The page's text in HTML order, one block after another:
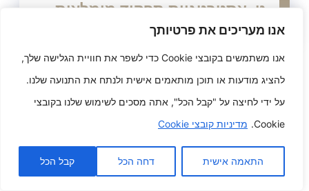
אנו מעריכים את פרטיותך
אנו משתמשים בקובצי Cookie כדי לשפר את חוויית הגלישה שלך,
להציג מודעות או תוכן מותאמים אישית ולנתח את התנועה שלנו.
על ידי לחיצה על "קבל הכל", אתה מסכים לשימוש שלנו בקובצי
Cookie. מדיניות קובצי Cookie
התאמה אישית דחה הכל קבל הכל
ט. אסטרטגיות תפקיד מומלצות
לשיווק וירטואלי
הנה יותר מאחד אסטרטגיות תפקיד מומלצות
לשיווק וירטואלי:
הדיגיטליים האינדיבידואלי שלך.